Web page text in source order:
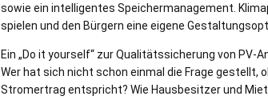
sowie ein intelligentes Speichermanagement.
spielen und den Bürgern eine eigene
Ein „Do it yourself“ zur Qualitätssicherung von PV-
Wer hat sich nicht schon einmal die Frage gestellt,
Stromertrag entspricht? Wie Hausbesitzer und